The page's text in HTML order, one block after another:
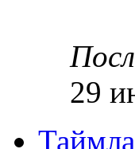
29